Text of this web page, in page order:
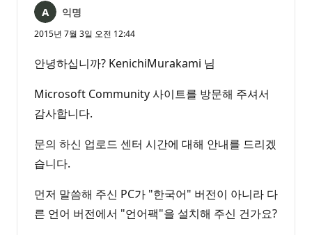
익명
2015년 7월 3일 오전 12:44
안녕하십니까? KenichiMurakami 님
Microsoft Community 사이트를 방문해 주셔서
감사합니다.
문의 하신 업로드 센터 시간에 대해 안내를 드리겠
습니다.
먼저 말씀해 주신 PC가 "한국어" 버전이 아니라 다
른 언어 버전에서 "언어팩"을 설치해 주신 건가요?